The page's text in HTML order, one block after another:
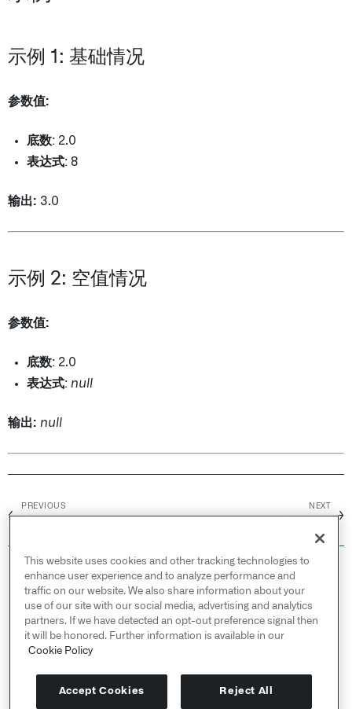
示例 1: 基础情况
参数值:
底数: 2.0
表达式: 8
输出: 3.0
示例 2: 空值情况
参数值:
底数: 2.0
表达式: null
输出: null
←
PREVIOUS NEXT
→
© 2026 Palantir Technologies Inc. All rights
reserved.
Cookies Statement ↗
Privacy Statement ↗
Terms of Use ↗
Do Not Sell or Share My Personal Information
This website uses cookies and other tracking technologies to
enhance user experience and to analyze performance and
traffic on our website. We also share information about your
use of our site with our social media, advertising and analytics
partners. If we have detected an opt-out preference signal then
it will be honored. Further information is available in our
Cookie Policy
Accept Cookies Reject All